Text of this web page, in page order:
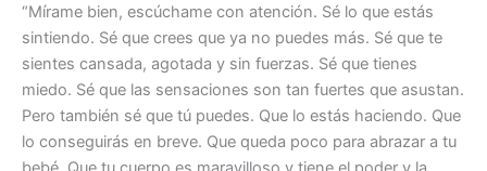
“Mírame bien, escúchame con atención. Sé lo que estás
sintiendo. Sé que crees que ya no puedes más. Sé que te
sientes cansada, agotada y sin fuerzas. Sé que tienes
miedo. Sé que las sensaciones son tan fuertes que asustan.
Pero también sé que tú puedes. Que lo estás haciendo. Que
lo conseguirás en breve. Que queda poco para abrazar a tu